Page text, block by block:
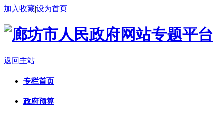
加入收藏|设为首页
返回主站
专栏首页
政府预算